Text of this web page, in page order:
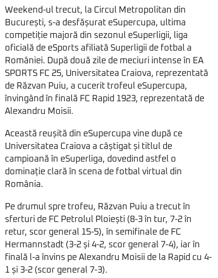
Weekend-ul trecut, la Circul Metropolitan din
București, s-a desfășurat eSupercupa, ultima
competiție majoră din sezonul eSuperligii, liga
oficială de eSports afiliată Superligii de fotbal a
României. După două zile de meciuri intense în EA
SPORTS FC 25, Universitatea Craiova, reprezentată
de Răzvan Puiu, a cucerit trofeul eSupercupa,
învingând în finală FC Rapid 1923, reprezentată de
Alexandru Moisii.
Această reușită din eSupercupa vine după ce
Universitatea Craiova a câștigat și titlul de
campioană în eSuperliga, dovedind astfel o
dominație clară în scena de fotbal virtual din
România.
Pe drumul spre trofeu, Răzvan Puiu a trecut în
sferturi de FC Petrolul Ploiești (8-3 în tur, 7-2 în
retur, scor general 15-5), în semifinale de FC
Hermannstadt (3-2 și 4-2, scor general 7-4), iar în
finală l-a învins pe Alexandru Moisii de la Rapid cu 4-
1 și 3-2 (scor general 7-3).